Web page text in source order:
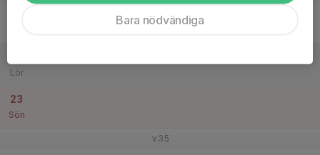
Lör
23
Sön
v.35
Bara nödvändiga